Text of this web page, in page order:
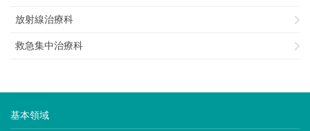
放射線治療科
救急集中治療科
基本領域